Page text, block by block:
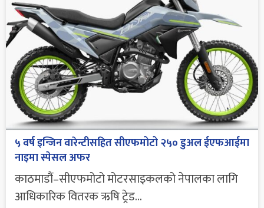
५ वर्ष इन्जिन वारेन्टीसहित सीएफमोटो २५० डुअल ईएफआईमा
नाइमा स्पेसल अफर
काठमाडौं–सीएफमोटो मोटरसाइकलको नेपालका लागि
आधिकारिक वितरक ऋषि ट्रेड...